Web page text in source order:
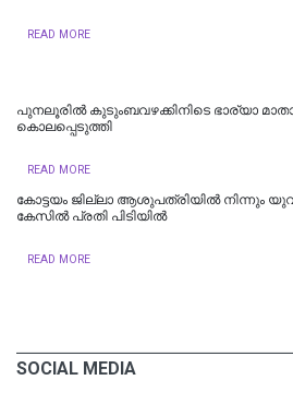
READ MORE
പുനലൂരിൽ കുടുംബവഴക്കിനിടെ ഭാര്യാ
കൊലപ്പെടുത്തി
READ MORE
കോട്ടയം ജില്ലാ ആശുപത്രിയിൽ നിന്നും
കേസിൽ പ്രതി പിടിയിൽ
READ MORE
SOCIAL MEDIA